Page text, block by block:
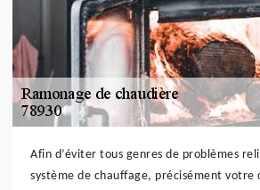
Afin d’éviter tous genres de problèmes
système de chauffage, précisément votre